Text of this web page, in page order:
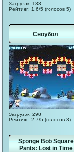
Загрузок: 133
Рейтинг: 1.6/5 (голосов 5)
Сноубол
Загрузок: 298
Рейтинг: 2.7/5 (голосов 3)
Sponge Bob Square
Pants: Lost in Time